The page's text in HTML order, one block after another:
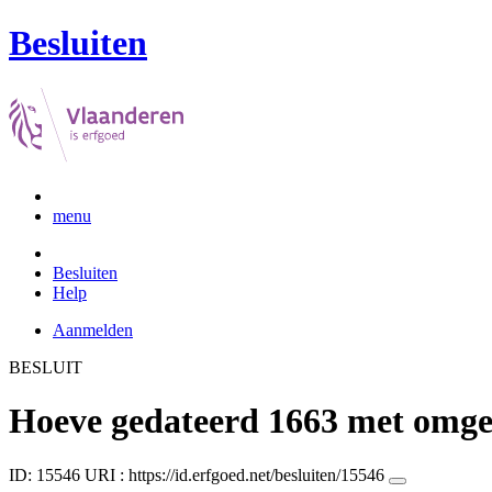
Besluiten
menu
Besluiten
Help
Aanmelden
BESLUIT
Hoeve gedateerd 1663 met
ID: 15546 URI : https://id.erfgoed.net/besluiten/15546